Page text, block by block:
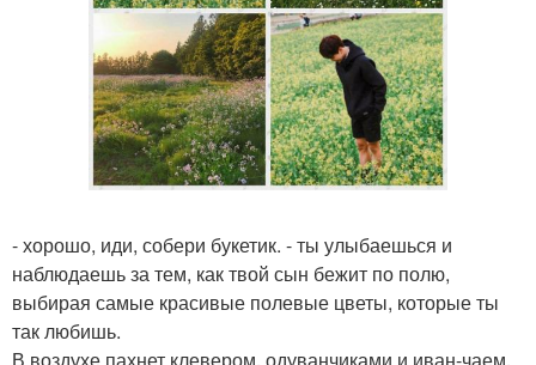
- хорошо, иди, собери букетик. - ты улыбаешься и
наблюдаешь за тем, как твой сын бежит по полю,
выбирая самые красивые полевые цветы, которые ты
так любишь.